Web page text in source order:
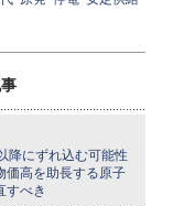
降にずれ込む可能性
価高を助長する原子
すべき